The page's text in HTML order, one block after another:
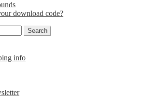
download code?
Search
info